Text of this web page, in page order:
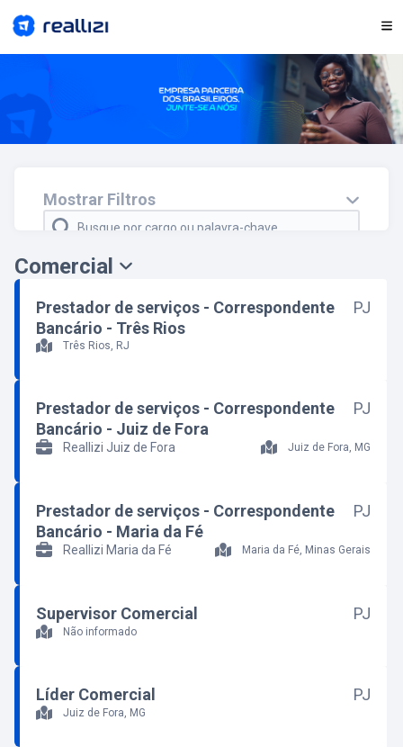
VÍDEOMostrar Filtros
Cidade e/ou estado
Departamento
Regime
Comercial
Prestador de serviços - Correspondente
Bancário - Três Rios
PJ
Três Rios, RJ
Prestador de serviços - Correspondente
Bancário - Juiz de Fora
PJ
Reallizi Juiz de Fora Juiz de Fora, MG
Prestador de serviços - Correspondente
Bancário - Maria da Fé
PJ
Reallizi Maria da Fé Maria da Fé, Minas Gerais
Supervisor Comercial PJ
Não informado
Líder Comercial PJ
Juiz de Fora, MG